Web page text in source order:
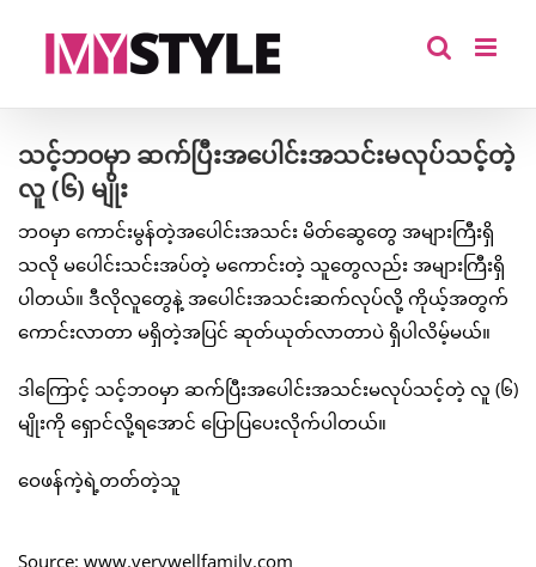
သင့်ဘဝမှာ ဆက်ပြီးအပေါင်းအသင်းမလုပ်သင့်တဲ့
လူ (၆) မျိုး
ဘဝမှာ ကောင်းမွန်တဲ့အပေါင်းအသင်း မိတ်ဆွေတွေ အများကြီးရှိ
သလို မပေါင်းသင်းအပ်တဲ့ မကောင်းတဲ့ သူတွေလည်း အများကြီးရှိ
ပါတယ်။ ဒီလိုလူတွေနဲ့ အပေါင်းအသင်းဆက်လုပ်လို့ ကိုယ့်အတွက်
ကောင်းလာတာ မရှိတဲ့အပြင် ဆုတ်ယုတ်လာတာပဲ ရှိပါလိမ့်မယ်။
ဒါကြောင့် သင့်ဘဝမှာ ဆက်ပြီးအပေါင်းအသင်းမလုပ်သင့်တဲ့ လူ (၆)
မျိုးကို ရှောင်လို့ရအောင် ပြောပြပေးလိုက်ပါတယ်။
ဝေဖန်ကဲ့ရဲ့တတ်တဲ့သူ
Source: www.verywellfamily.com